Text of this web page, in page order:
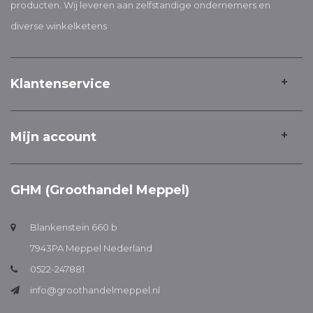
producten. Wij leveren aan zelfstandige ondernemers en
diverse winkelketens
Klantenservice
Mijn account
GHM (Groothandel Meppel)
Blankenstein 660 b
7943PA Meppel Nederland
0522-247881
info@groothandelmeppel.nl